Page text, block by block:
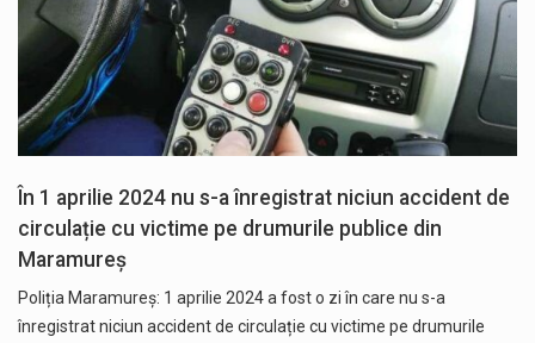
În 1 aprilie 2024 nu s-a înregistrat niciun accident de
circulație cu victime pe drumurile publice din
Maramureș
Poliția Maramureș: 1 aprilie 2024 a fost o zi în care nu s-a
înregistrat niciun accident de circulație cu victime pe drumurile